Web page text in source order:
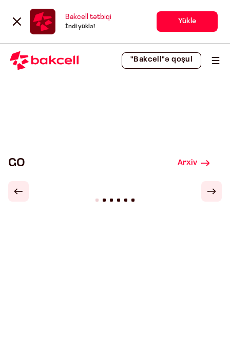
Bakcell tətbiqi
İndi yüklə!
Yüklə
"Bakcell"ə qoşul
GO Arxiv